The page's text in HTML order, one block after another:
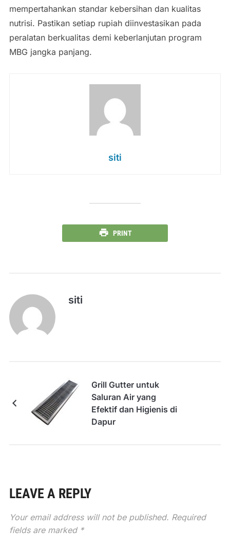
mempertahankan standar kebersihan dan kualitas
nutrisi. Pastikan setiap rupiah diinvestasikan pada
peralatan berkualitas demi keberlanjutan program
MBG jangka panjang.
siti
PRINT
siti
Grill Gutter untuk
Saluran Air yang
Efektif dan Higienis di
Dapur
LEAVE A REPLY
Your email address will not be published. Required
fields are marked *